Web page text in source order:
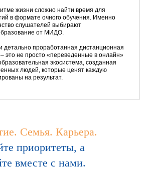
жизни сложно найти время для
в формате очного обучения. Именно
слушателей выбирают
от МИДО.
проработанная дистанционная
это не просто «переведенные в онлайн»
экосистема, созданная
людей, которые ценят каждую
на результат.
Семья. Карьера.
приоритеты, а
вместе с нами.